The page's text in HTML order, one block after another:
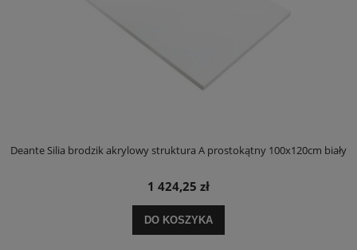
Deante Silia brodzik akrylowy struktura A prostokątny 100x120cm biały
1 424,25 zł
DO KOSZYKA